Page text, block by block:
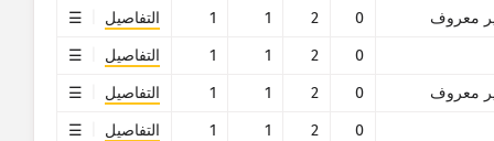
معروف
0
2
1
1
التفاصيل
0
2
1
1
التفاصيل
معروف
0
2
1
1
التفاصيل
0
2
1
1
التفاصيل